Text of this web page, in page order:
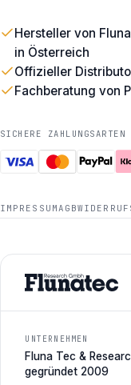
Hersteller von
in Österreich
Offizieller
Fachberatung von
SICHERE ZAHLUNGSARTEN
IMPRESSUM AGB
UNTERNEHMEN
Fluna Tec &
gegründet 2009